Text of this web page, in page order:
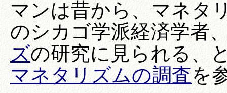
マンは昔から、マネタ
のシカゴ学派経済学者
ズの研究に見られる、
マネタリズムの調査を